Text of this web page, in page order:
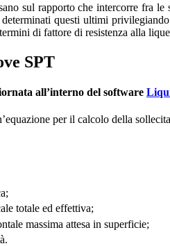
sul rapporto che intercorre fra
questi ultimi
di fattore di resistenza alla
SPT
all’interno del software
per il calcolo della
totale ed effettiva;
massima attesa in superficie;